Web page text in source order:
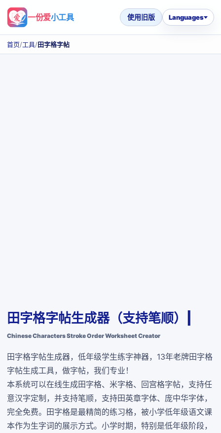
一份爱小工具 使用旧版 Languages
首页/工具/田字格字帖
田字格字帖生成器（支持笔顺）|
Chinese Characters Stroke Order Worksheet Creator
田字格字帖生成器，低年级学生练字神器，13年老牌田字格
字帖生成工具，做字帖，我们专业！
本系统可以在线生成田字格、米字格、回宫格字帖，支持任
意汉字定制，并支持笔顺，支持田英章字体、庞中华字体，
完全免费。田字格是最精简的练习格，被小学低年级语文课
本作为生字词的展示方式。小学时期，特别是低年级阶段，